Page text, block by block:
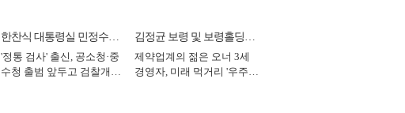
한찬식 대통령실 민정수석
비서관
'정통 검사' 출신, 공소청·중
수청 출범 앞두고 검찰개혁
김정균 보령 및 보령홀딩스
대표이사 사장
제약업계의 젊은 오너 3세
경영자, 미래 먹거리 '우주와